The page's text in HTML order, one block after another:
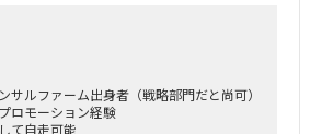
年2月末
て：
サルファーム出身者（戦略部門だと尚可）
ロモーション経験
て自走可能